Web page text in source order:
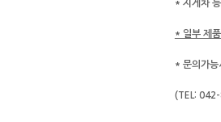
* 지게차
* 일부 제
* 문의가
(TEL: